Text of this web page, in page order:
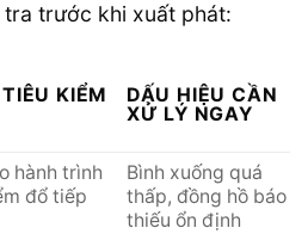
trước khi xuất phát:
KIỂM
DẤU HIỆU CẦN
XỬ LÝ NGAY
hành trình
đổ tiếp
Bình xuống quá
thấp, đồng hồ báo
thiếu ổn định